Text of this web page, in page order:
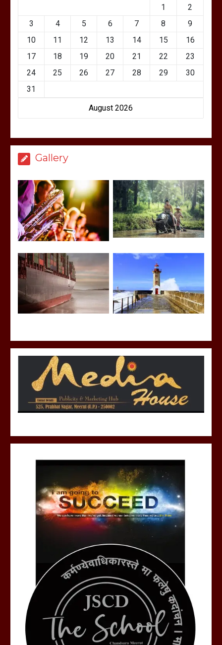
August 2026
1
2
3
4 5 6 7 8
9
10
11 12 13 14 15
16
17
18 19 20 21 22
23
24
25 26 27 28 29
30
31
Gallery